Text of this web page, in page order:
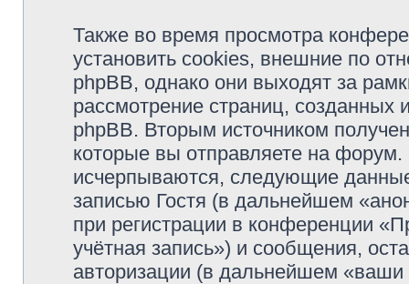
Также во время просмотра
установить cookies, внешние по
phpBB, однако они выходят за
рассмотрение страниц,
phpBB. Вторым источником
которые вы отправляете на
исчерпываются, следующие
записью Гостя (в дальнейшем
при регистрации в конференции
учётная запись») и сообщения,
авторизации (в дальнейшем